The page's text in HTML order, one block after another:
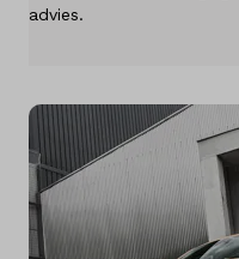
Land
Nederland
Taal
Nederlands
advies.